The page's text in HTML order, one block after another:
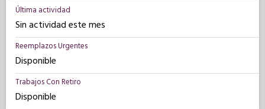
Última actividad
Sin actividad este mes
Reemplazos Urgentes
Disponible
Trabajos Con Retiro
Disponible